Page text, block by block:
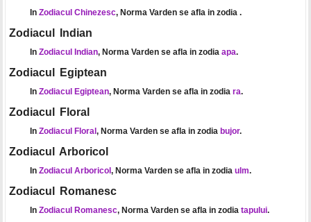
In Zodiacul Chinezesc, Norma Varden se afla in zodia .
Zodiacul Indian
In Zodiacul Indian, Norma Varden se afla in zodia apa.
Zodiacul Egiptean
In Zodiacul Egiptean, Norma Varden se afla in zodia ra.
Zodiacul Floral
In Zodiacul Floral, Norma Varden se afla in zodia bujor.
Zodiacul Arboricol
In Zodiacul Arboricol, Norma Varden se afla in zodia ulm.
Zodiacul Romanesc
In Zodiacul Romanesc, Norma Varden se afla in zodia tapului.